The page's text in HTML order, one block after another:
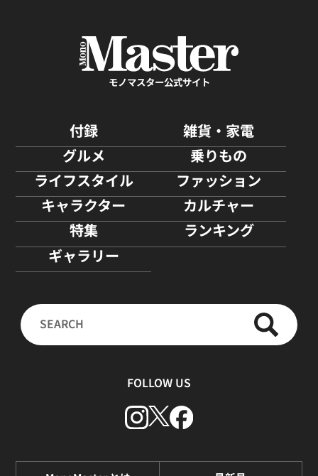
モノマスター公式サイト
付録
雑貨・家電
グルメ
乗りもの
ライフスタイル
ファッション
キャラクター
カルチャー
特集
ランキング
ギャラリー
FOLLOW US